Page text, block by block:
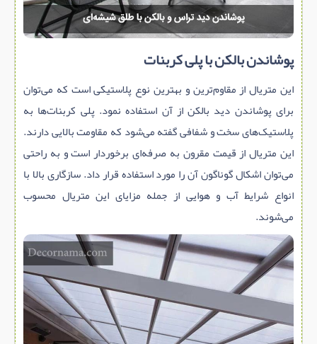
پوشاندن بالکن با پلی کربنات
این متریال از مقاوم‌ترین و بهترین نوع پلاستیکی است که می‌توان
برای پوشاندن دید بالکن از آن استفاده نمود. پلی کربنات‌ها به
پلاستیک‌های سخت و شفافی گفته می‌شود که مقاومت بالایی دارند.
این متریال از قیمت مقرون به صرفه‌ای برخوردار است و به راحتی
می‌توان اشکال گوناگون آن را مورد استفاده قرار داد. سازگاری بالا با
انواع شرایط آب و هوایی از جمله مزایای این متریال محسوب
می‌شوند.